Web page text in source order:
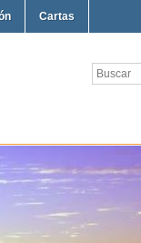
Cartas
Buscar